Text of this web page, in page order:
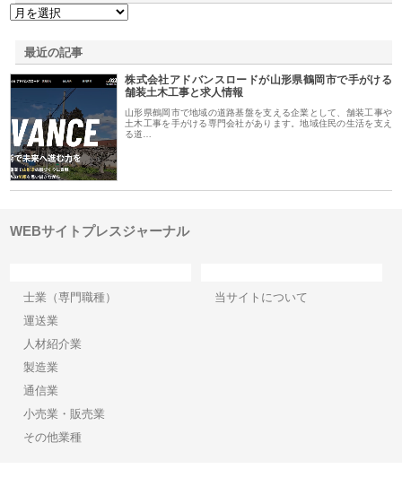
最近の記事
株式会社アドバンスロードが山形県鶴岡市で手がける
舗装土木工事と求人情報
山形県鶴岡市で地域の道路基盤を支える企業として、舗装工事や
土木工事を手がける専門会社があります。地域住民の生活を支え
る道…
WEBサイトプレスジャーナル
士業（専門職種）
運送業
人材紹介業
製造業
通信業
小売業・販売業
その他業種
当サイトについて